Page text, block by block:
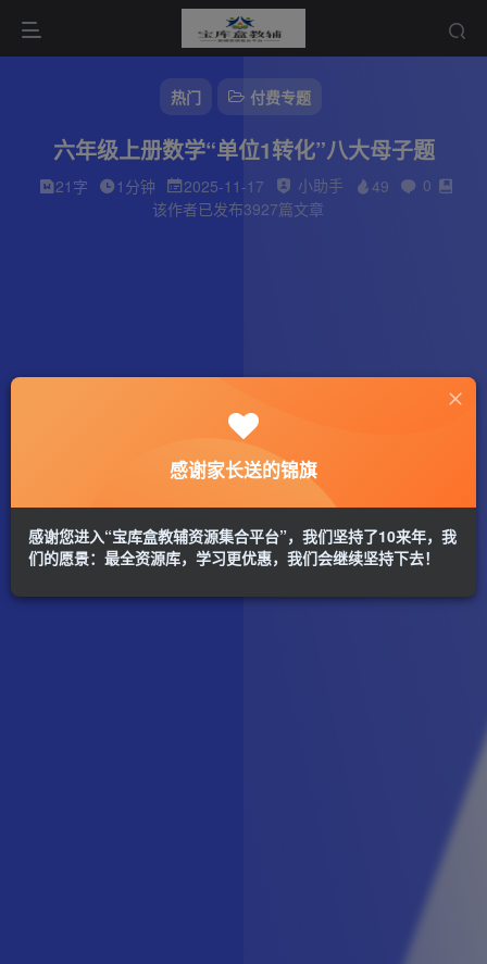
热门 付费专题
六年级上册数学“单位1转化”八大母子题
21字 1分钟 2025-11-17 小助手 49
0
该作者已发布3927篇文章
感谢家长送的锦旗
感谢您进入“宝库盒教辅资源集合平台”，我们坚持了10来年，我
们的愿景：最全资源库，学习更优惠，我们会继续坚持下去！